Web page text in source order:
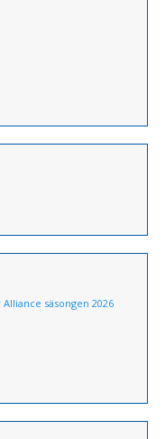
säsongen 2026